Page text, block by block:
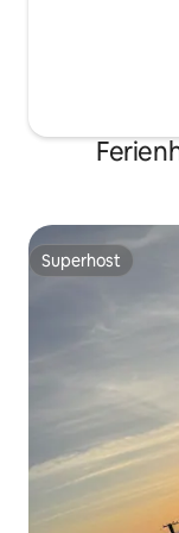
Superhost
Superhost